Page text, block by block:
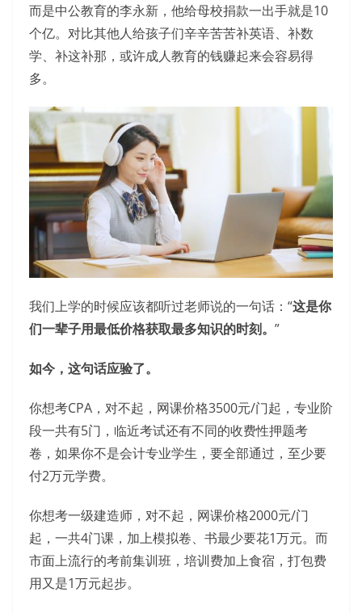
而是中公教育的李永新，他给母校捐款一出手就是10
个亿。对比其他人给孩子们辛辛苦苦补英语、补数
学、补这补那，或许成人教育的钱赚起来会容易得
多。
我们上学的时候应该都听过老师说的一句话：“这是你
们一辈子用最低价格获取最多知识的时刻。 ”
如今，这句话应验了。
你想考CPA，对不起，网课价格3500元/门起，专业阶
段一共有5门，临近考试还有不同的收费性押题考
卷，如果你不是会计专业学生，要全部通过，至少要
付2万元学费。
你想考一级建造师，对不起，网课价格2000元/门
起，一共4门课，加上模拟卷、书最少要花1万元。而
市面上流行的考前集训班，培训费加上食宿，打包费
用又是1万元起步。